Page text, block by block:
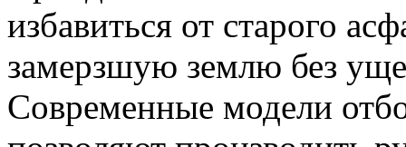
избавиться от старого
замерзшую землю без
Современные модели